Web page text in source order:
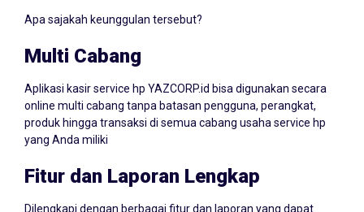
Multi Cabang
online multi cabang tanpa batasan pengguna, perangkat,
produk hingga transaksi di semua cabang usaha service hp
yang Anda miliki
Fitur dan Laporan Lengkap